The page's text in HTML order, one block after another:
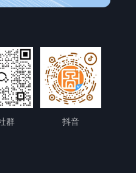
群 抖音